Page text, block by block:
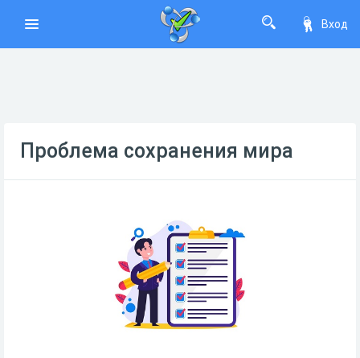
Вход
Проблема сохранения мира